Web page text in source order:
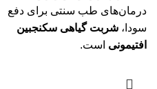
درمان‌های طب سنتی برای دفع
سودا، شربت گیاهی سکنجبین
افتیمونی است.